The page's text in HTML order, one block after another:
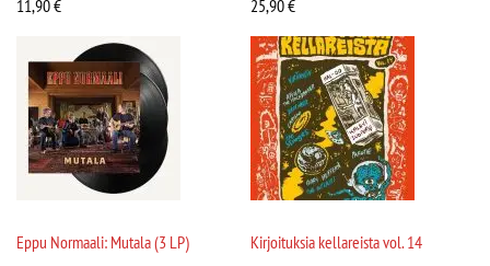
11,90€ 25,90€
Eppu Normaali: Mutala (3 LP)
Kirjoituksia kellareista vol. 14